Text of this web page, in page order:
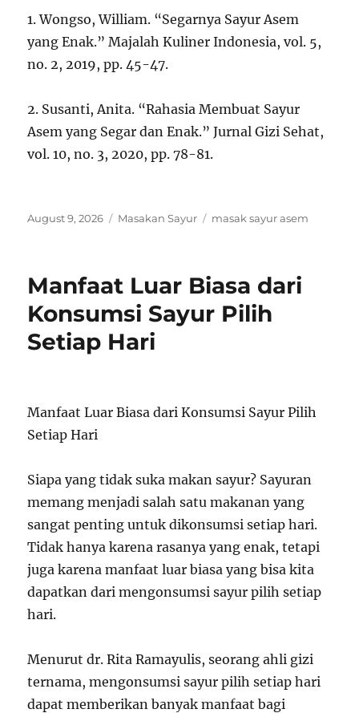
1. Wongso, William. “Segarnya Sayur Asem
yang Enak.” Majalah Kuliner Indonesia, vol. 5,
no. 2, 2019, pp. 45-47.
2. Susanti, Anita. “Rahasia Membuat Sayur
Asem yang Segar dan Enak.” Jurnal Gizi Sehat,
vol. 10, no. 3, 2020, pp. 78-81.
Posted
August 9, 2026 Categories
Masakan Sayur Tags
masak sayur asem
Manfaat Luar Biasa dari
Konsumsi Sayur Pilih
Setiap Hari
Manfaat Luar Biasa dari Konsumsi Sayur Pilih
Setiap Hari
Siapa yang tidak suka makan sayur? Sayuran
memang menjadi salah satu makanan yang
sangat penting untuk dikonsumsi setiap hari.
Tidak hanya karena rasanya yang enak, tetapi
juga karena manfaat luar biasa yang bisa kita
dapatkan dari mengonsumsi sayur pilih setiap
hari.
Menurut dr. Rita Ramayulis, seorang ahli gizi
ternama, mengonsumsi sayur pilih setiap hari
dapat memberikan banyak manfaat bagi